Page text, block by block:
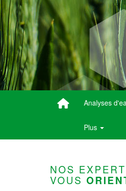
Analyses
Plus
NOS
VOUS